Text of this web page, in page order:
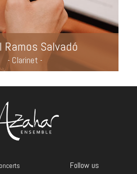
Ramos Salvadó
- Clarinet -
Follow us